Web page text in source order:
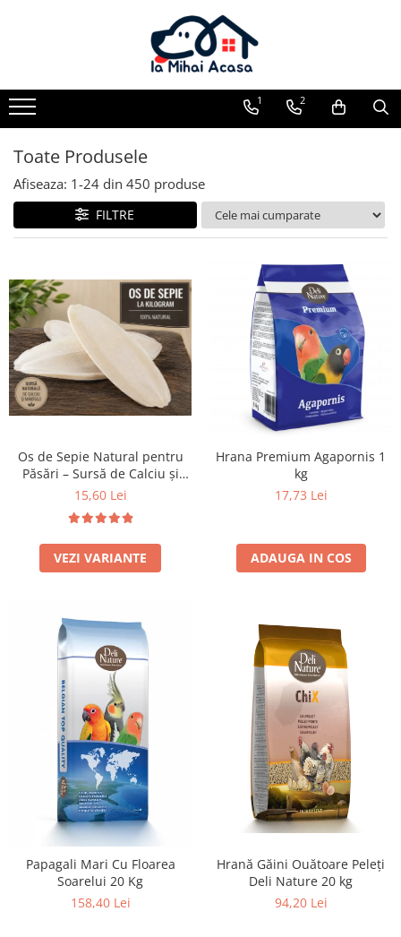
Pachete promotionale
Pachete promotionale
Pachete promotionale
Test gratuit 1 2
Toate Produsele
Afiseaza: 1-24 din 450 produse
FILTRE
Os de Sepie Natural pentru
Păsări – Sursă de Calciu și
Minerale - 100 grame
15,60 Lei
VEZI VARIANTE
Hrana Premium Agapornis 1
kg
17,73 Lei
ADAUGA IN COS
Papagali Mari Cu Floarea
Soarelui 20 Kg
158,40 Lei
Hrană Găini Ouătoare Peleți
Deli Nature 20 kg
94,20 Lei